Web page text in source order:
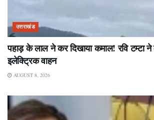
उत्तराखंड
पहाड़ के लाल ने कर दिखाया कमाल! रवि टम्टा ने
इलेक्ट्रिक वाहन
AUGUST 8, 2026